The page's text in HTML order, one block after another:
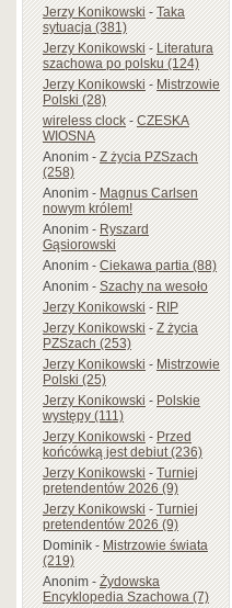
Jerzy Konikowski-Taka
sytuacja (381)
Jerzy Konikowski-Literatura
szachowa po polsku (124)
Jerzy Konikowski-Mistrzowie
Polski (28)
wireless clock-CZESKA
WIOSNA
Anonim-Z życia PZSzach
(258)
Anonim-Magnus Carlsen
nowym królem!
Anonim-Ryszard
Gąsiorowski
Anonim-Ciekawa partia (88)
Anonim-Szachy na wesoło
Jerzy Konikowski-RIP
Jerzy Konikowski-Z życia
PZSzach (253)
Jerzy Konikowski-Mistrzowie
Polski (25)
Jerzy Konikowski-Polskie
występy (111)
Jerzy Konikowski-Przed
końcówką jest debiut (236)
Jerzy Konikowski-Turniej
pretendentów 2026 (9)
Jerzy Konikowski-Turniej
pretendentów 2026 (9)
Dominik-Mistrzowie świata
(219)
Anonim-Żydowska
Encyklopedia Szachowa (7)